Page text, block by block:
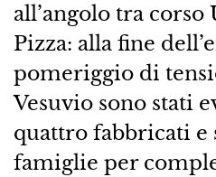
all’angolo tra
Pizza: alla fine
pomeriggio di
Vesuvio sono stati
quattro fabbricati e
famiglie per